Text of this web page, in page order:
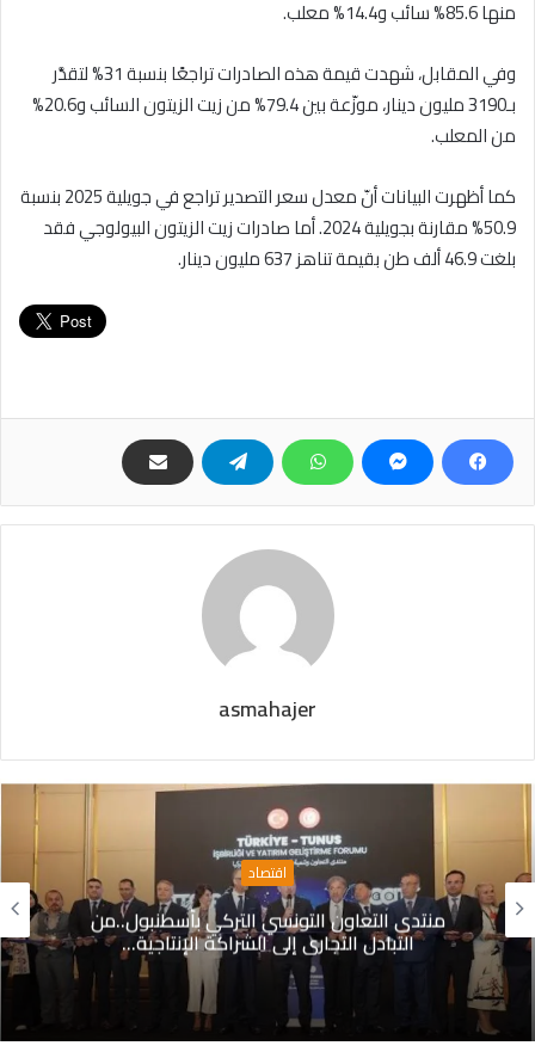
منها 85.6% سائب و14.4% معلب.
وفي المقابل، شهدت قيمة هذه الصادرات تراجعًا بنسبة 31% لتقدَّر
بـ3190 مليون دينار، موزّعة بين 79.4% من زيت الزيتون السائب و20.6%
من المعلب.
كما أظهرت البيانات أنّ معدل سعر التصدير تراجع في جويلية 2025 بنسبة
50.9% مقارنة بجويلية 2024. أما صادرات زيت الزيتون البيولوجي فقد
بلغت 46.9 ألف طن بقيمة تناهز 637 مليون دينار.
asmahajer
اقتصاد
منتدى التعاون التونسي التركي بأسطنبول..من
التبادل التجاري إلى الشراكة الإنتاجية…